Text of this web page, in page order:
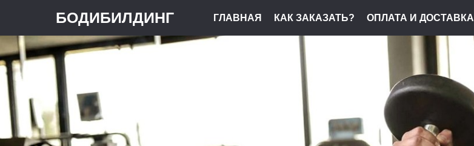
БОДИБИЛДИНГ ГЛАВНАЯ КАК ЗАКАЗАТЬ? ОПЛАТА И ДОСТАВКА